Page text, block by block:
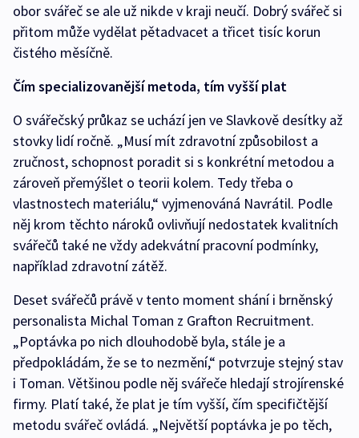
obor svářeč se ale už nikde v kraji neučí. Dobrý svářeč si
přitom může vydělat pětadvacet a třicet tisíc korun
čistého měsíčně.
Čím specializovanější metoda, tím vyšší plat
O svářečský průkaz se uchází jen ve Slavkově desítky až
stovky lidí ročně. „Musí mít zdravotní způsobilost a
zručnost, schopnost poradit si s konkrétní metodou a
zároveň přemýšlet o teorii kolem. Tedy třeba o
vlastnostech materiálu,“ vyjmenováná Navrátil. Podle
něj krom těchto nároků ovlivňují nedostatek kvalitních
svářečů také ne vždy adekvátní pracovní podmínky,
například zdravotní zátěž.
Deset svářečů právě v tento moment shání i brněnský
personalista Michal Toman z Grafton Recruitment.
„Poptávka po nich dlouhodobě byla, stále je a
předpokládám, že se to nezmění,“ potvrzuje stejný stav
i Toman. Většinou podle něj svářeče hledají strojírenské
firmy. Platí také, že plat je tím vyšší, čím specifičtější
metodu svářeč ovládá. „Největší poptávka je po těch,